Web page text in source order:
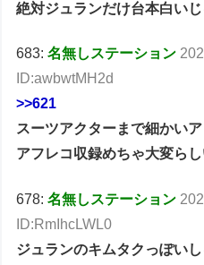
絶対ジュランだけ台本白いじ
683:名無しステーション
ID:awbwtMH2d
>>621
スーツアクターまで細かい
アフレコ収録めちゃ大変ら
678:名無しステーション
ID:RmIhcLWL0
ジュランのキムタクっぽい